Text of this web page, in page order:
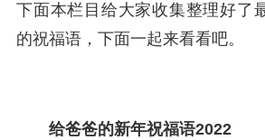
下面本栏目给大家收集整理好了
的祝福语，下面一起来看看吧。
给爸爸的新年祝福语2022